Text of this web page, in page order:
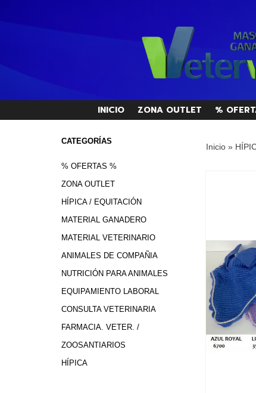
INICIO ZONA OUTLET %
CATEGORÍAS
% OFERTAS %
ZONA OUTLET
HÍPICA / EQUITACIÓN
MATERIAL GANADERO
MATERIAL VETERINARIO
ANIMALES DE COMPAÑIA
NUTRICIÓN PARA ANIMALES
EQUIPAMIENTO LABORAL
CONSULTA VETERINARIA
FARMACIA. VETER. /
ZOOSANTIARIOS
HÍPICA
Inicio»